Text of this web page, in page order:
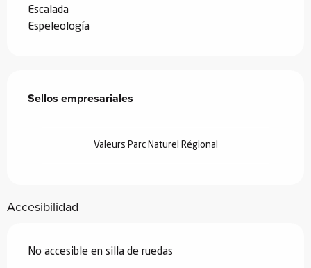
Escalada
Espeleología
Sellos empresariales
Sellos empresariales
Valeurs Parc Naturel Régional
Accesibilidad
No accesible en silla de ruedas